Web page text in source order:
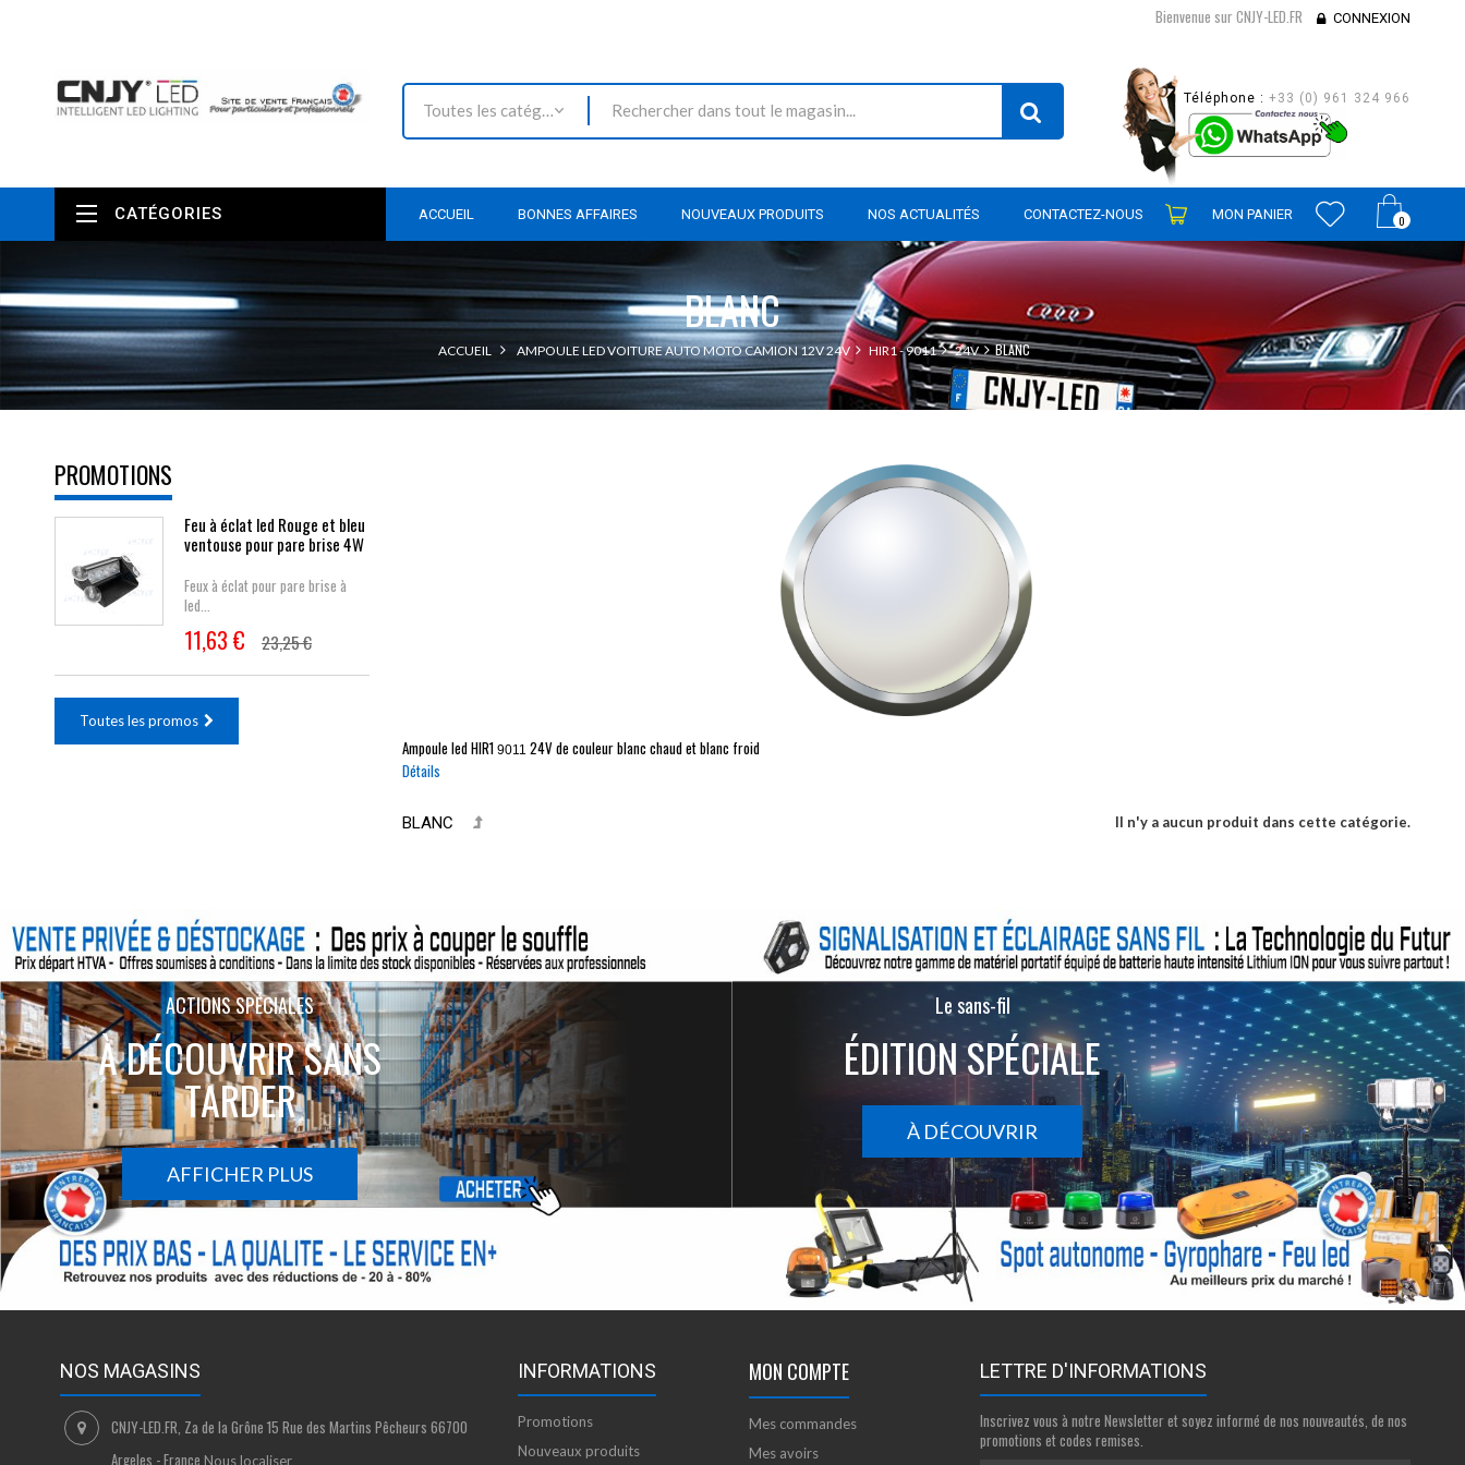
Bienvenue sur CNJY-LED.FR CONNEXION
Toutes les catégories
Téléphone : +33 (0) 961 324 966
0
ACCUEIL BONNES AFFAIRES NOUVEAUX PRODUITS NOS ACTUALITÉS CONTACTEZ-NOUS MON PANIER
CATÉGORIES
BLANC
ACCUEIL AMPOULE LED VOITURE AUTO MOTO CAMION 12V 24V HIR1 - 9011 24V BLANC
PROMOTIONS
Feu à éclat led Rouge et bleu
ventouse pour pare brise 4W
Feux à éclat pour pare brise à
led...
11,63 € 23,25 €
Toutes les promos
Ampoule ledHIR1 9011 24V de couleur blanc chaud et blanc froid
Détails
BLANC Il n'y a aucun produit dans cette catégorie.
ACTIONS SPÉCIALES
À DÉCOUVRIR SANS
TARDER
AFFICHER PLUS
Le sans-fil
ÉDITION SPÉCIALE
À DÉCOUVRIR
NOS MAGASINS
CNJY-LED.FR, Za de la Grône 15 Rue des Martins Pêcheurs 66700
Argeles - France Nous localiser
INFORMATIONS
Promotions
Nouveaux produits
MON COMPTE
Mes commandes
Mes avoirs
LETTRE D'INFORMATIONS
Inscrivez vous à notre Newsletter et soyez informé de nos nouveautés, de nos
promotions et codes remises.